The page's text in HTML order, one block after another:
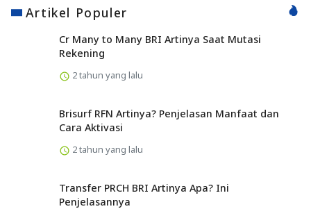
Artikel Populer
Cr Many to Many BRI Artinya Saat Mutasi
Rekening
2 tahun yang lalu
Brisurf RFN Artinya? Penjelasan Manfaat dan
Cara Aktivasi
2 tahun yang lalu
Transfer PRCH BRI Artinya Apa? Ini
Penjelasannya